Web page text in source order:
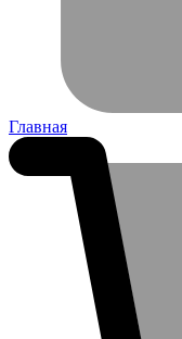
Главная